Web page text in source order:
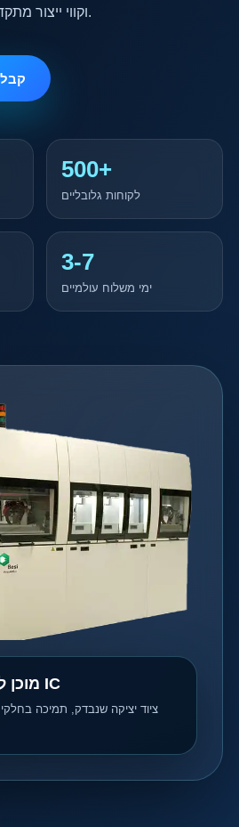
וקווי ייצור מתקדמים של מוליכים למחצה.
500+
לקוחות גלובליים
3-7
ימי משלוח עולמיים
מוכן לקווי אריזה של IC
ציוד יציקה שנבדק, תמיכה